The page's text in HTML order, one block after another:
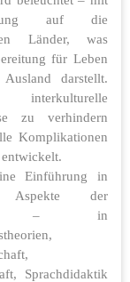
auf die
Länder, was
für Leben
darstellt.
zu verhindern
Komplikationen
Einführung in
Aspekte der
– in
Sprachdidaktik